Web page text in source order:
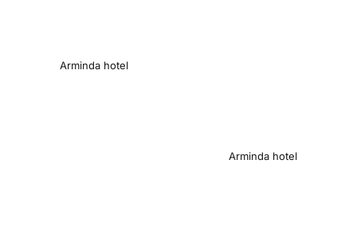
Arminda hotel
Arminda hotel